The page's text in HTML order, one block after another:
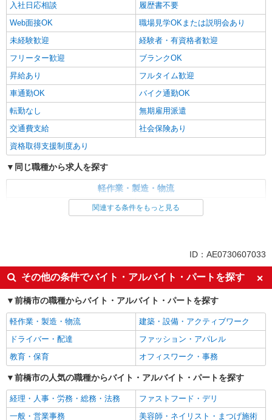
入社日応相談
履歴書不要
Web面接OK
職場見学OKまたは説明会あり
未経験歓迎
経験者・有資格者歓迎
フリーター歓迎
ブランクOK
昇給あり
フルタイム歓迎
車通勤OK
バイク通勤OK
転勤なし
無期雇用派遣
交通費支給
社会保険あり
資格取得支援制度あり
同じ職種から求人を探す
軽作業・製造・物流
入出庫・商品管理・検品・検査
製造・組立・加工
交通費支給
社会保険あり
関連する条件をもっと見る
ID：AE0730607033
その他の条件でバイト・アルバイト・パートを探す
前橋市の職種からバイト・アルバイト・パートを探す
軽作業・製造・物流
建築・設備・アクティブワーク
ドライバー・配達
ファッション・アパレル
教育・保育
オフィスワーク・事務
前橋市の人気の職種からバイト・アルバイト・パートを探す
経理・人事・労務・総務・法務
ファストフード・デリ
一般・営業事務
美容師・ネイリスト・まつげ施術